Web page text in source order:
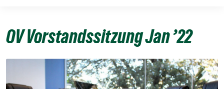
OV Vorstandssitzung Jan ’22